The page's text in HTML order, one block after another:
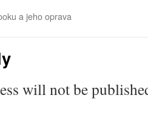
a jeho oprava
will not be